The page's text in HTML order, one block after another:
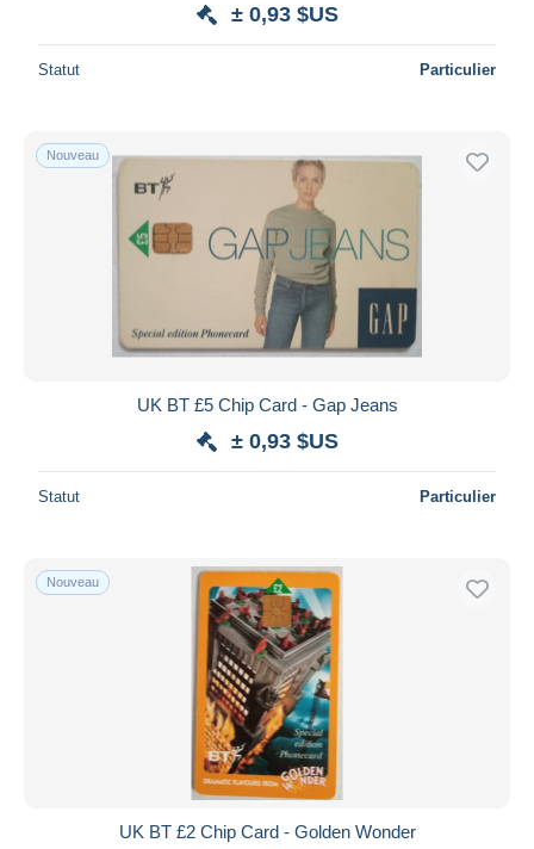
± 0,93 $US
Statut Particulier
Nouveau
UK BT £5 Chip Card - Gap Jeans
± 0,93 $US
Statut Particulier
Nouveau
UK BT £2 Chip Card - Golden Wonder